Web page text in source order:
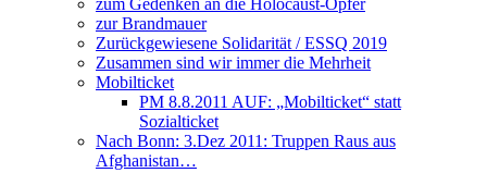
zum Gedenken an die Holocaust-Opfer
zur Brandmauer
Zurückgewiesene Solidarität / ESSQ 2019
Zusammen sind wir immer die Mehrheit
Mobilticket
PM 8.8.2011 AUF: „Mobilticket“ statt
Sozialticket
Nach Bonn: 3.Dez 2011: Truppen Raus aus
Afghanistan…